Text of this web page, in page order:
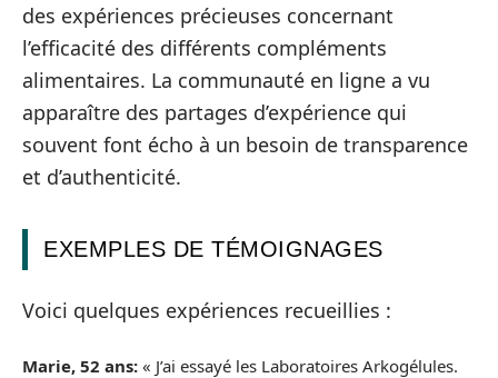
des expériences précieuses concernant
l’efficacité des différents compléments
alimentaires. La communauté en ligne a vu
apparaître des partages d’expérience qui
souvent font écho à un besoin de transparence
et d’authenticité.
EXEMPLES DE TÉMOIGNAGES
Voici quelques expériences recueillies :
Marie, 52 ans: « J’ai essayé les Laboratoires Arkogélules.